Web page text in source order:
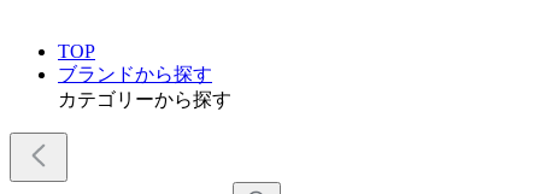
TOP
ブランドから探す
カテゴリーから探す